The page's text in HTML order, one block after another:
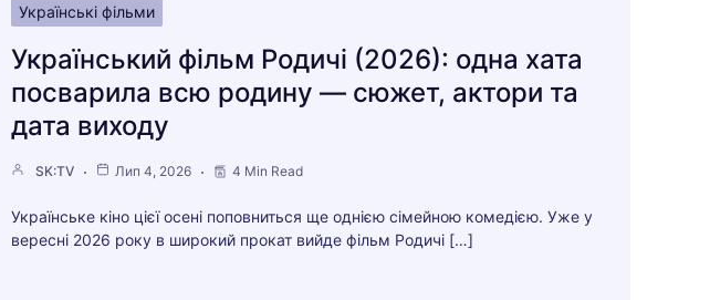
Українські фільми
Український фільм Родичі (2026): одна хата
посварила всю родину — сюжет, актори та
дата виходу
SK:TV Лип 4, 2026 4 Min Read
Українське кіно цієї осені поповниться ще однією сімейною комедією. Уже у
вересні 2026 року в широкий прокат вийде фільм Родичі […]